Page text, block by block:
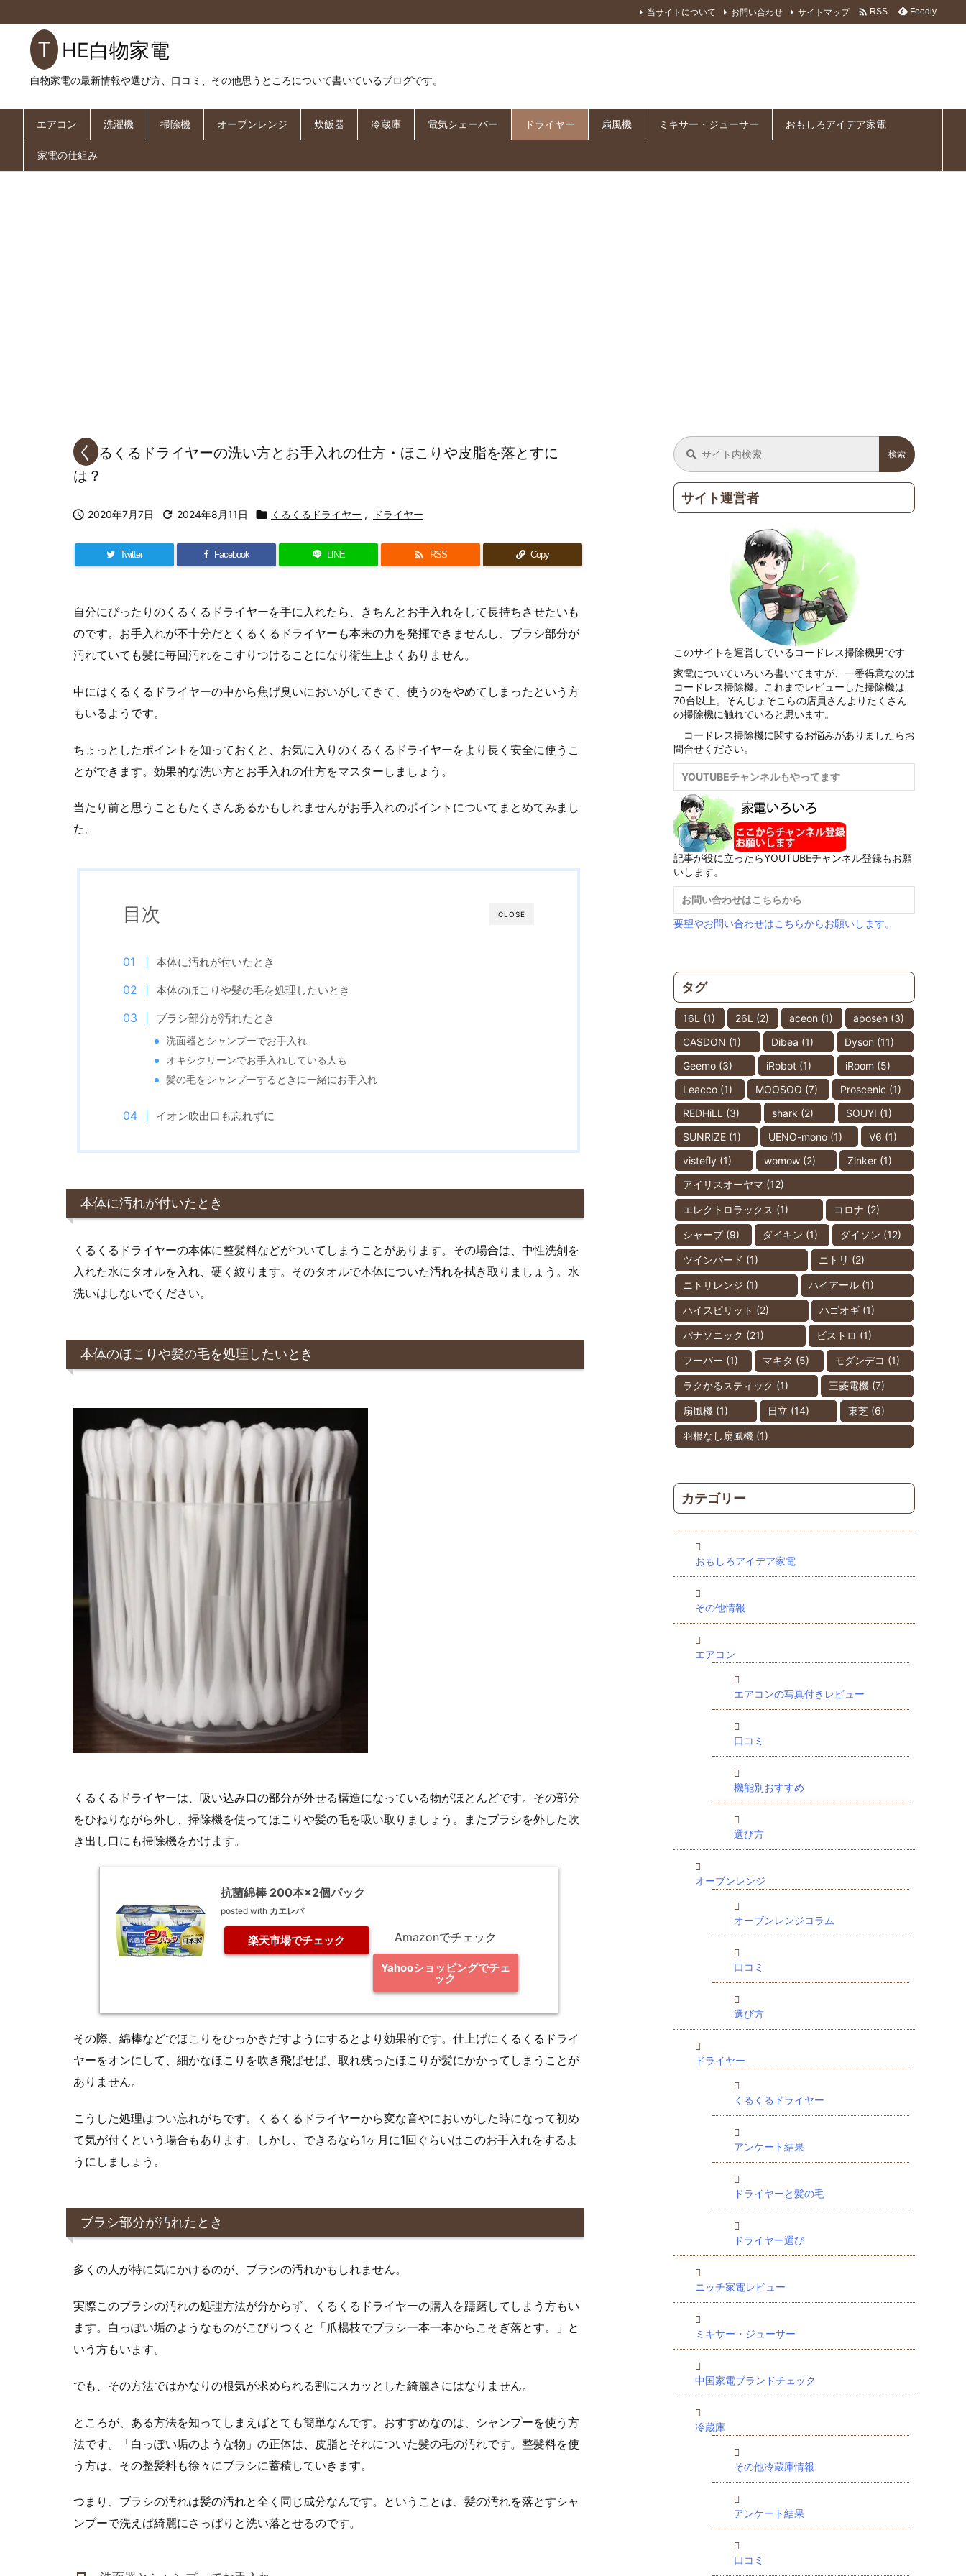
THE白物家電
白物家電の最新情報や選び方、口コミ、その他思うところについて書いているブログです。
エアコン 洗濯機 掃除機 オーブンレンジ 炊飯器 冷蔵庫 電気シェーバー ドライヤー 扇風機 ミキサー・ジューサー おもしろアイデア家電
家電の仕組み
当サイトについて お問い合わせ サイトマップ  RSS Feedly
く
るくるドライヤーの洗い方とお手入れの仕方・ほこりや皮脂を落とすに
は？
 2020年7月7日  2024年8月11日  くるくるドライヤー , ドライヤー
Twitter Facebook LINE  RSS Copy
自分にぴったりのくるくるドライヤーを手に入れたら、きちんとお手入れをして長持ちさせたいも
のです。お手入れが不十分だとくるくるドライヤーも本来の力を発揮できませんし、ブラシ部分が
汚れていても髪に毎回汚れをこすりつけることになり衛生上よくありません。
中にはくるくるドライヤーの中から焦げ臭いにおいがしてきて、使うのをやめてしまったという方
もいるようです。
ちょっとしたポイントを知っておくと、お気に入りのくるくるドライヤーをより長く安全に使うこ
とができます。効果的な洗い方とお手入れの仕方をマスターしましょう。
当たり前と思うこともたくさんあるかもしれませんがお手入れのポイントについてまとめてみまし
た。
CLOSE
目次
本体に汚れが付いたとき
本体のほこりや髪の毛を処理したいとき
ブラシ部分が汚れたとき
洗面器とシャンプーでお手入れ
オキシクリーンでお手入れしている人も
髪の毛をシャンプーするときに一緒にお手入れ
イオン吹出口も忘れずに
本体に汚れが付いたとき
くるくるドライヤーの本体に整髪料などがついてしまうことがあります。その場合は、中性洗剤を
入れた水にタオルを入れ、硬く絞ります。そのタオルで本体についた汚れを拭き取りましょう。水
洗いはしないでください。
本体のほこりや髪の毛を処理したいとき
くるくるドライヤーは、吸い込み口の部分が外せる構造になっている物がほとんどです。その部分
をひねりながら外し、掃除機を使ってほこりや髪の毛を吸い取りましょう。またブラシを外した吹
き出し口にも掃除機をかけます。
抗菌綿棒 200本×2個パック
posted with カエレバ
楽天市場でチェック Amazonでチェック
Yahooショッピングでチェ
ック
その際、綿棒などでほこりをひっかきだすようにするとより効果的です。仕上げにくるくるドライ
ヤーをオンにして、細かなほこりを吹き飛ばせば、取れ残ったほこりが髪にかかってしまうことが
ありません。
こうした処理はつい忘れがちです。くるくるドライヤーから変な音やにおいがした時になって初め
て気が付くという場合もあります。しかし、できるなら1ヶ月に1回ぐらいはこのお手入れをするよ
うにしましょう。
ブラシ部分が汚れたとき
多くの人が特に気にかけるのが、ブラシの汚れかもしれません。
実際このブラシの汚れの処理方法が分からず、くるくるドライヤーの購入を躊躇してしまう方もい
ます。白っぽい垢のようなものがこびりつくと「爪楊枝でブラシ一本一本からこそぎ落とす。」と
いう方もいます。
でも、その方法ではかなりの根気が求められる割にスカッとした綺麗さにはなりません。
ところが、ある方法を知ってしまえばとても簡単なんです。おすすめなのは、シャンプーを使う方
法です。「白っぽい垢のような物」の正体は、皮脂とそれについた髪の毛の汚れです。整髪料を使
う方は、その整髪料も徐々にブラシに蓄積していきます。
つまり、ブラシの汚れは髪の汚れと全く同じ成分なんです。ということは、髪の汚れを落とすシャ
ンプーで洗えば綺麗にさっぱりと洗い落とせるのです。
サイト運営者
このサイトを運営しているコードレス掃除機男です
家電についていろいろ書いてますが、一番得意なのは
コードレス掃除機。これまでレビューした掃除機は
70台以上。そんじょそこらの店員さんよりたくさん
の掃除機に触れていると思います。
コードレス掃除機に関するお悩みがありましたらお
問合せください。
YOUTUBEチャンネルもやってます
記事が役に立ったらYOUTUBEチャンネル登録もお願
いします。
お問い合わせはこちらから
要望やお問い合わせはこちらからお願いします。
タグ
16L (1) 26L (2) aceon (1) aposen (3)
CASDON (1) Dibea (1) Dyson (11)
Geemo (3) iRobot (1) iRoom (5)
Leacco (1) MOOSOO (7) Proscenic (1)
REDHiLL (3) shark (2) SOUYI (1)
SUNRIZE (1) UENO-mono(1) V6 (1)
vistefly (1) womow(2) Zinker (1)
アイリスオーヤマ (12)
エレクトロラックス (1) コロナ (2)
シャープ(9) ダイキン (1) ダイソン (12)
ツインバード (1) ニトリ (2)
ニトリレンジ (1) ハイアール (1)
ハイスピリット (2) ハゴオギ(1)
パナソニック (21) ビストロ (1)
フーバー (1) マキタ (5) モダンデコ (1)
ラクかるスティック (1) 三菱電機 (7)
扇風機 (1) 日立 (14) 東芝 (6)
羽根なし扇風機 (1)
カテゴリー
おもしろアイデア家電
その他情報
エアコン
エアコンの写真付きレビュー
口コミ
機能別おすすめ
選び方
オーブンレンジ
オーブンレンジコラム
口コミ
選び方
ドライヤー
くるくるドライヤー
アンケート結果
ドライヤーと髪の毛
ドライヤー選び
ニッチ家電レビュー
ミキサー・ジューサー
中国家電ブランドチェック
冷蔵庫
その他冷蔵庫情報
アンケート結果
口コミ